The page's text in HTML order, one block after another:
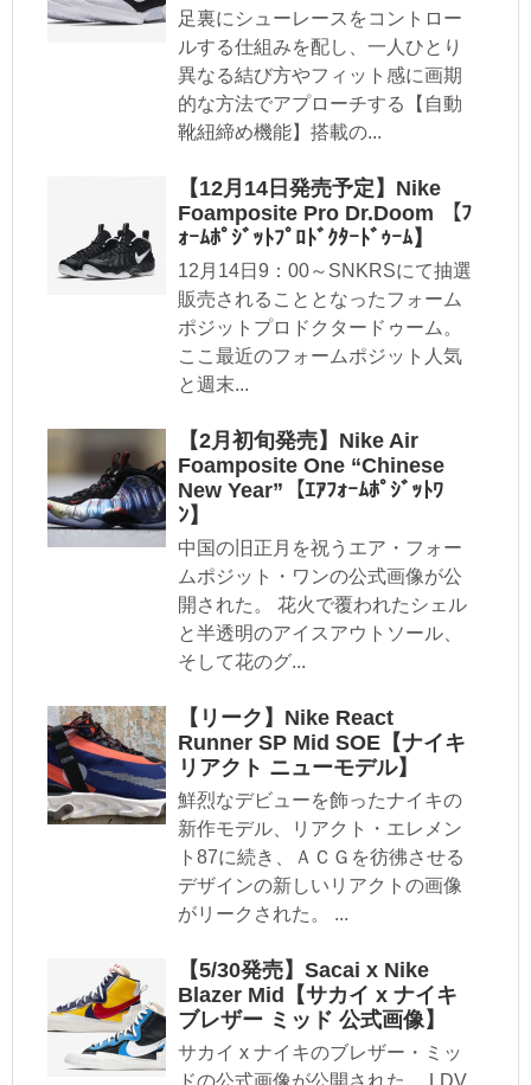
足裏にシューレースをコントロー
ルする仕組みを配し、一人ひとり
異なる結び方やフィット感に画期
的な方法でアプローチする【自動
靴紐締め機能】搭載の...
【12月14日発売予定】Nike
Foamposite Pro Dr.Doom 【ﾌ
ｫｰﾑﾎﾟｼﾞｯﾄﾌﾟﾛﾄﾞｸﾀｰﾄﾞｩｰﾑ】
12月14日9：00～SNKRSにて抽選
販売されることとなったフォーム
ポジットプロドクタードゥーム。
ここ最近のフォームポジット人気
と週末...
【2月初旬発売】Nike Air
Foamposite One “Chinese
New Year”【ｴｱﾌｫｰﾑﾎﾟｼﾞｯﾄﾜ
ﾝ】
中国の旧正月を祝うエア・フォー
ムポジット・ワンの公式画像が公
開された。 花火で覆われたシェル
と半透明のアイスアウトソール、
そして花のグ...
【リーク】Nike React
Runner SP Mid SOE【ナイキ
リアクト ニューモデル】
鮮烈なデビューを飾ったナイキの
新作モデル、リアクト・エレメン
ト87に続き、ＡＣＧを彷彿させる
デザインの新しいリアクトの画像
がリークされた。 ...
【5/30発売】Sacai x Nike
Blazer Mid【サカイ x ナイキ
ブレザー ミッド 公式画像】
サカイ x ナイキのブレザー・ミッ